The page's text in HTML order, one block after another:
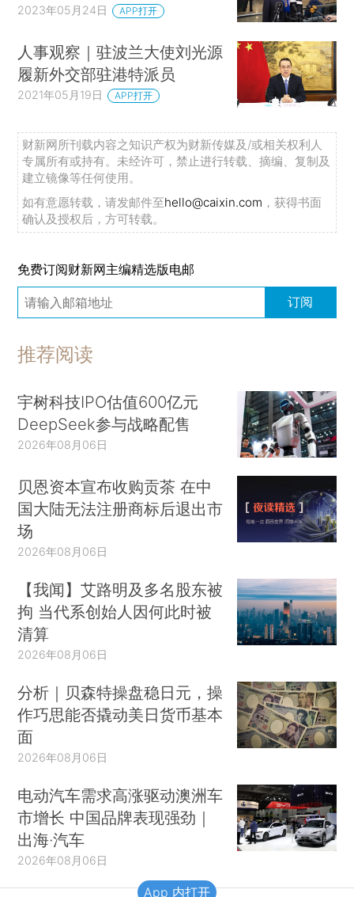
2023年05月24日 APP打开
人事观察｜驻波兰大使刘光源
履新外交部驻港特派员
2021年05月19日 APP打开
财新网所刊载内容之知识产权为财新传媒及/或相关权利人
专属所有或持有。未经许可，禁止进行转载、摘编、复制及
建立镜像等任何使用。
如有意愿转载，请发邮件至hello@caixin.com ，获得书面
确认及授权后，方可转载。
免费订阅财新网主编精选版电邮
订阅
推荐阅读
宇树科技IPO估值600亿元
DeepSeek参与战略配售
2026年08月06日
贝恩资本宣布收购贡茶 在中
国大陆无法注册商标后退出市
场
2026年08月06日
【我闻】艾路明及多名股东被
拘 当代系创始人因何此时被
清算
2026年08月06日
分析｜贝森特操盘稳日元，操
作巧思能否撬动美日货币基本
面
2026年08月06日
电动汽车需求高涨驱动澳洲车
市增长 中国品牌表现强劲｜
出海·汽车
2026年08月06日
App 内打开